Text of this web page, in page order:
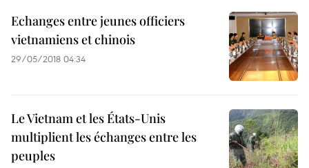
Echanges entre jeunes officiers
vietnamiens et chinois
29/05/2018 04:34
Le Vietnam et les États-Unis
multiplient les échanges entre les
peuples